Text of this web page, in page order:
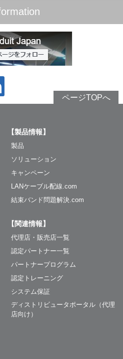
ページTOPへ
【製品情報】
製品
ソリューション
キャンペーン
LANケーブル配線.com
結束バンド問題解決.com
【関連情報】
代理店・販売店一覧
認定パートナー一覧
パートナープログラム
認定トレーニング
システム保証
ディストリビュータポータル（代理
店向け）